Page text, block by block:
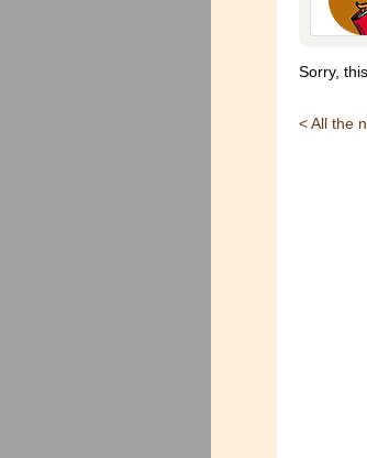
Sorry,
< All the